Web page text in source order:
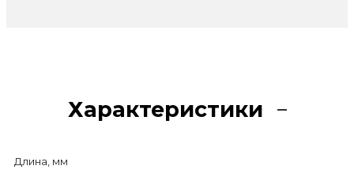
Характеристики
Длина, мм